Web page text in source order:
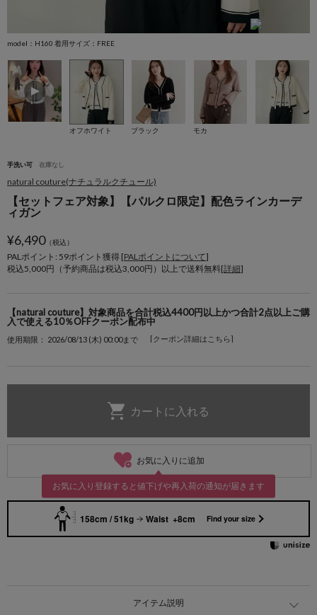
model：H160 着用サイズ：FREE
オフホワイト ブラック モカ
手洗い可 在庫なし
natural couture(ナチュラルクチュール)
【セットフェア対象】【パルクロ限定】配色ラインカーデ
ィガン
¥6,490（税込）
PALポイント: 59ポイント獲得 [PALポイントについて]
税込5,000円（予約商品は税込3,000円）以上で送料無料[詳細]
【natural couture】対象商品を合計税込4400円以上かつ合計2点以上ご購
入で使える10％OFFクーポン配布中
使用期限： 2026/08/13 (木) 00:00まで [クーポン詳細はこちら]
お気に入りに追加
お気に入り登録すると値下げや再入荷の通知が届きます
158cm / 51kg Waist +8cm Find your size
アイテム説明